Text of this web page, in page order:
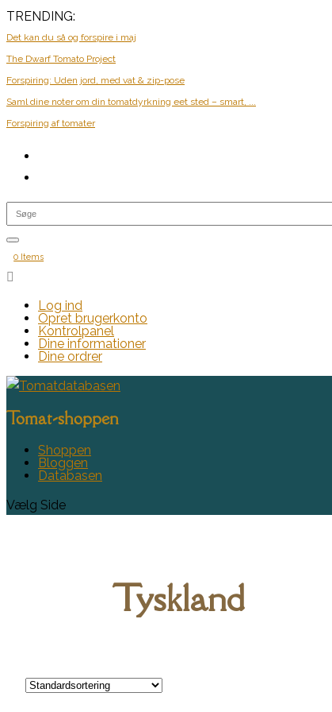
TRENDING:
Det kan du så og forspire i maj
The Dwarf Tomato Project
Forspiring: Uden jord, med vat & zip-pose
Saml dine noter om din tomatdyrkning eet sted – smart, ...
Forspiring af tomater
0 Items

Log ind
Opret brugerkonto
Kontrolpanel
Dine informationer
Dine ordrer
Tomat-shoppen
Shoppen
Bloggen
Databasen
Vælg Side
Tyskland